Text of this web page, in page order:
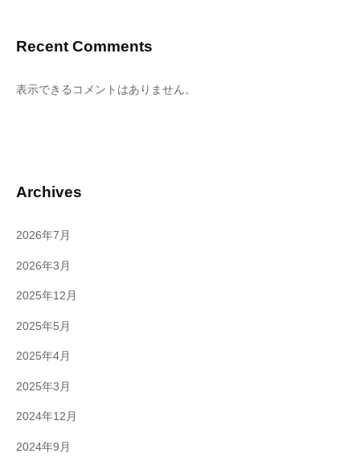
Recent Comments
表示できるコメントはありません。
Archives
2026年7月
2026年3月
2025年12月
2025年5月
2025年4月
2025年3月
2024年12月
2024年9月